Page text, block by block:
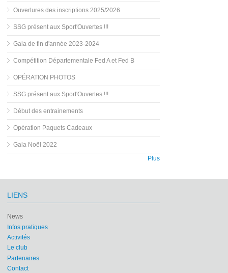
Ouvertures des inscriptions 2025/2026
SSG présent aux Sport'Ouvertes !!!
Gala de fin d'année 2023-2024
Compétition Départementale Fed A et Fed B
OPÉRATION PHOTOS
SSG présent aux Sport'Ouvertes !!!
Début des entrainements
Opération Paquets Cadeaux
Gala Noël 2022
Plus
LIENS
News
Infos pratiques
Activités
Le club
Partenaires
Contact